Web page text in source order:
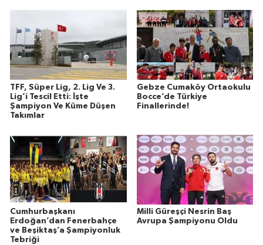
TFF, Süper Lig, 2. Lig Ve 3.
Lig’i Tescil Etti: İşte
Şampiyon Ve Küme Düşen
Takımlar
Gebze Cumaköy Ortaokulu
Bocce’de Türkiye
Finallerinde!
Cumhurbaşkanı
Erdoğan’dan Fenerbahçe
ve Beşiktaş’a Şampiyonluk
Tebriği
Milli Güreşçi Nesrin Baş
Avrupa Şampiyonu Oldu